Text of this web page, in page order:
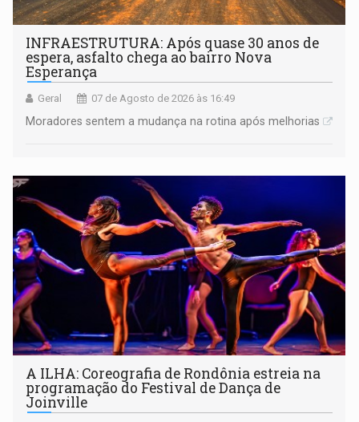
INFRAESTRUTURA: Após quase 30 anos de
espera, asfalto chega ao bairro Nova
Esperança
Geral 07 de Agosto de 2026 às 16:49
Moradores sentem a mudança na rotina após melhorias
A ILHA: Coreografia de Rondônia estreia na
programação do Festival de Dança de
Joinville